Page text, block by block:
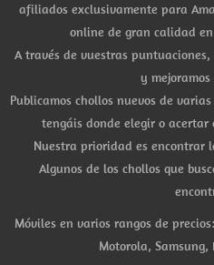
afiliados exclusivamente para
online de gran calidad
A través de vuestras puntuaciones,
y
Publicamos chollos nuevos de
tengáis donde elegir o acertar
Nuestra prioridad es encontrar
Algunos de los chollos que
Móviles en varios rangos de
Motorola, Samsung,